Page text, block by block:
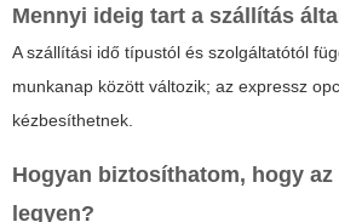
Mennyi ideig tart a szállítás
A szállítási idő típustól és szolgáltatótól
munkanap között változik; az expressz
kézbesíthetnek.
Hogyan biztosíthatom, hogy
legyen?